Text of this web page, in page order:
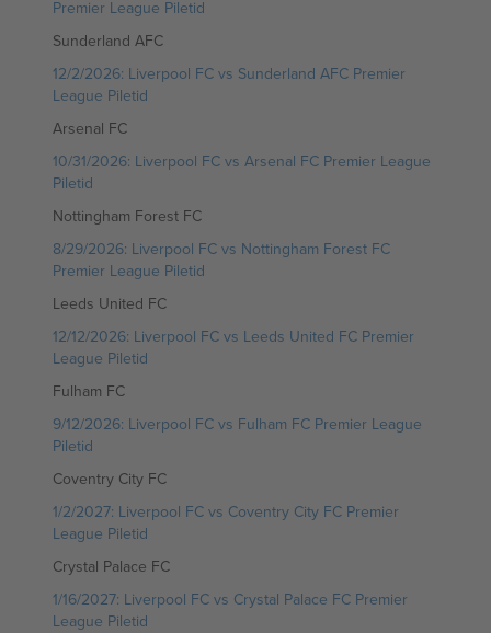
Premier League Piletid
Sunderland AFC
12/2/2026: Liverpool FC vs Sunderland AFC Premier
League Piletid
Arsenal FC
10/31/2026: Liverpool FC vs Arsenal FC Premier League
Piletid
Nottingham Forest FC
8/29/2026: Liverpool FC vs Nottingham Forest FC
Premier League Piletid
Leeds United FC
12/12/2026: Liverpool FC vs Leeds United FC Premier
League Piletid
Fulham FC
9/12/2026: Liverpool FC vs Fulham FC Premier League
Piletid
Coventry City FC
1/2/2027: Liverpool FC vs Coventry City FC Premier
League Piletid
Crystal Palace FC
1/16/2027: Liverpool FC vs Crystal Palace FC Premier
League Piletid